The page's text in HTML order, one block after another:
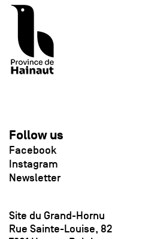
Follow us
Facebook
Instagram
Newsletter
Site du Grand-Hornu
Rue Sainte-Louise, 82